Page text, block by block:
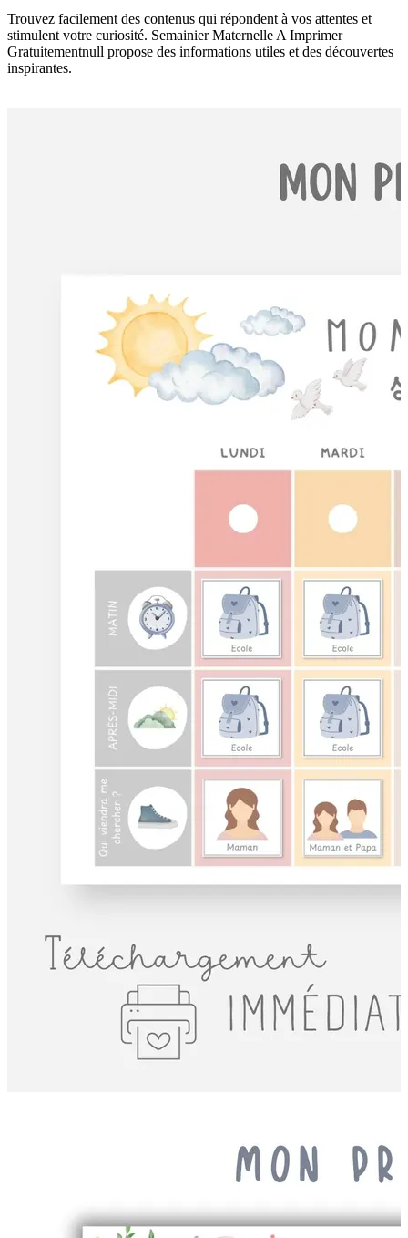
Trouvez facilement des contenus qui répondent à vos attentes et
stimulent votre curiosité. Semainier Maternelle A Imprimer
Gratuitementnull propose des informations utiles et des découvertes
inspirantes.